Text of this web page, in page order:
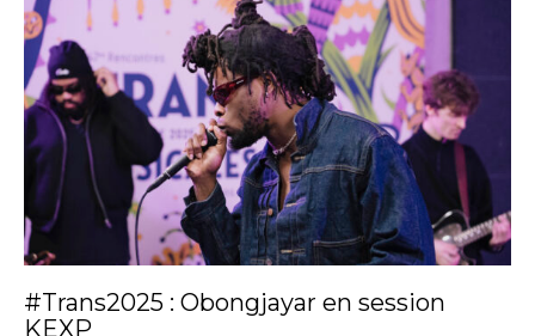
#Trans2025 : Obongjayar en session
KEXP